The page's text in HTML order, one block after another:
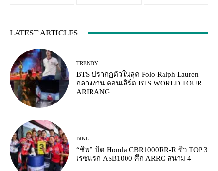
LATEST ARTICLES
TRENDY
BTS ปรากฏตัวในลุค Polo Ralph Lauren
กลางงาน คอนเสิร์ต BTS WORLD TOUR
ARIRANG
BIKE
“ชิพ” บิด Honda CBR1000RR-R ซิว TOP 3
เรซแรก ASB1000 ศึก ARRC สนาม 4